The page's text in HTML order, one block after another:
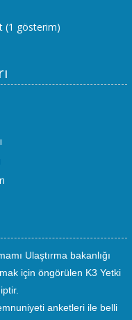
(1 gösterim)
Ulaştırma bakanlığı
için öngörülen K3 Yetki
anketleri ile belli